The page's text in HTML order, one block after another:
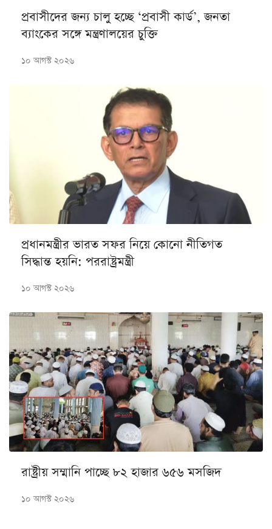
প্রবাসীদের জন্য চালু হচ্ছে ‘প্রবাসী কার্ড’, জনতা
ব্যাংকের সঙ্গে মন্ত্রণালয়ের চুক্তি
১০ আগস্ট ২০২৬
প্রধানমন্ত্রীর ভারত সফর নিয়ে কোনো নীতিগত
সিদ্ধান্ত হয়নি: পররাষ্ট্রমন্ত্রী
১০ আগস্ট ২০২৬
রাষ্ট্রীয় সম্মানি পাচ্ছে ৮২ হাজার ৬৫৬ মসজিদ
১০ আগস্ট ২০২৬